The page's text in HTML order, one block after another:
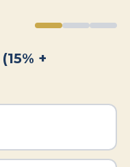
+